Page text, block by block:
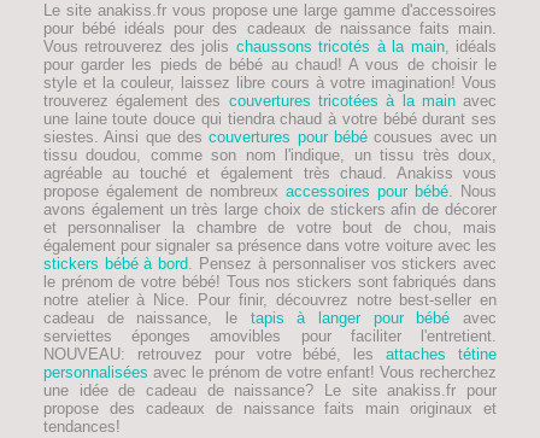
Le site anakiss.fr vous propose une large gamme d'accessoires
pour bébé idéals pour des cadeaux de naissance faits main.
Vous retrouverez des jolis chaussons tricotés à la main, idéals
pour garder les pieds de bébé au chaud! A vous de choisir le
style et la couleur, laissez libre cours à votre imagination! Vous
trouverez également des couvertures tricotées à la mainavec
une laine toute douce qui tiendra chaud à votre bébé durant ses
siestes. Ainsi que descouvertures pour bébé cousues avec un
tissu doudou, comme son nom l'indique, un tissu très doux,
agréable au touché et également très chaud. Anakiss vous
propose également de nombreuxaccessoires pour bébé. Nous
avons également un très large choix de stickers afin de décorer
et personnaliser la chambre de votre bout de chou, mais
également pour signaler sa présence dans votre voiture avec les
stickers bébé à bord. Pensez à personnaliser vos stickers avec
le prénom de votre bébé! Tous nos stickers sont fabriqués dans
notre atelier à Nice. Pour finir, découvrez notre best-seller en
cadeau de naissance, le tapis à langer pour bébé avec
serviettes éponges amovibles pour faciliter l'entretient.
NOUVEAU: retrouvez pour votre bébé, lesattaches tétine
personnalisées avec le prénom de votre enfant! Vous recherchez
une idée de cadeau de naissance? Le site anakiss.fr pour
propose des cadeaux de naissance faits main originaux et
tendances!